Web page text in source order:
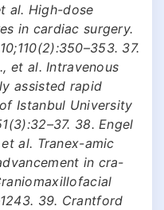
al. High-dose
in cardiac surgery.
37.
et al. Intravenous
assisted rapid
Istanbul University
38. Engel
et al. Tranex-amic
in cra-
39. Crantford